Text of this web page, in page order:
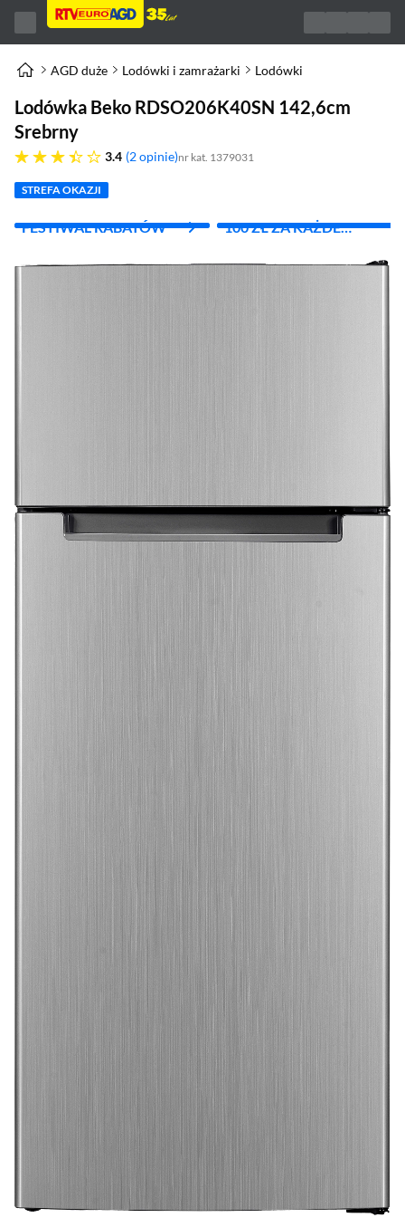
AGD duże Lodówki i zamrażarki Lodówki
Lodówka Beko RDSO206K40SN 142,6cm
Srebrny
3.4
3.4 gwiazdek 2 opinie nr kat. 1379031
STREFA OKAZJI
FESTIWAL RABATÓW
100 ZŁ ZA KAŻDE